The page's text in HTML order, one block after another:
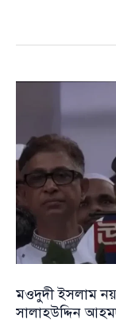
মওদুদী ইসলাম
সালাহউদ্দিন